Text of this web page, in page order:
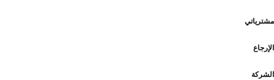
مشترياتي
الإرجاع
الشركة